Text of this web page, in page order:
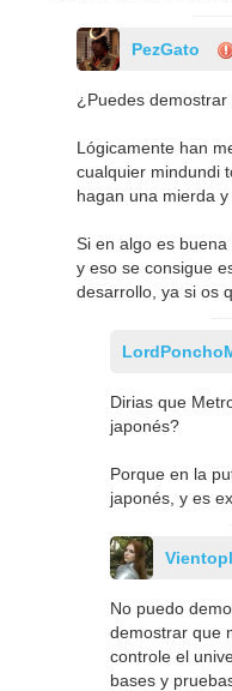
PezGato
¿Puedes
Lógicamente han
cualquier mindundi
hagan una mierda
Si en algo es
y eso se consigue
desarrollo, ya si os
Dirias que
japonés?
Porque en la
japonés, y es
No puedo
demostrar que
controle el
bases y